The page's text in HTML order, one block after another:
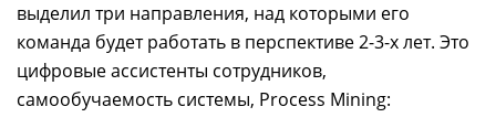
выделил три направления, над которыми его
команда будет работать в перспективе 2-3-х лет. Это
цифровые ассистенты сотрудников,
самообучаемость системы, Process Mining: